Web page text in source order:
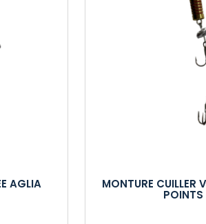
AGLIA MONTURE CUILLER
POINTS